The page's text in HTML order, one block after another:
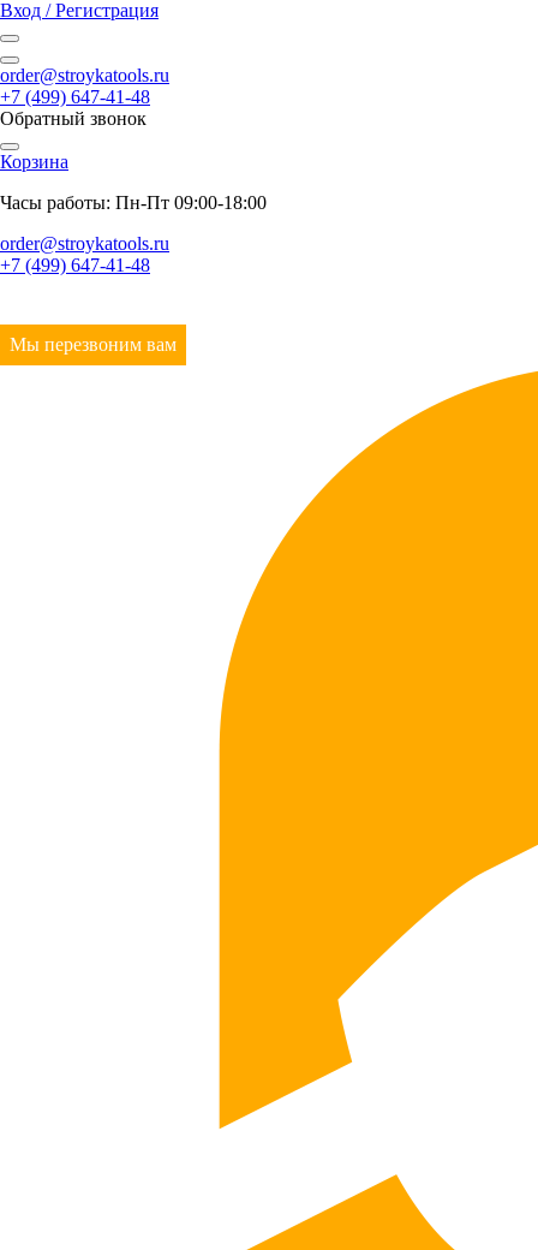
Вход / Регистрация
order@stroykatools.ru
+7 (499) 647-41-48
Обратный звонок
Корзина
Часы работы: Пн-Пт 09:00-18:00
order@stroykatools.ru
+7 (499) 647-41-48
Мы перезвоним вам